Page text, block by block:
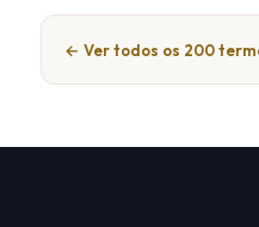
← Ver todos os 200